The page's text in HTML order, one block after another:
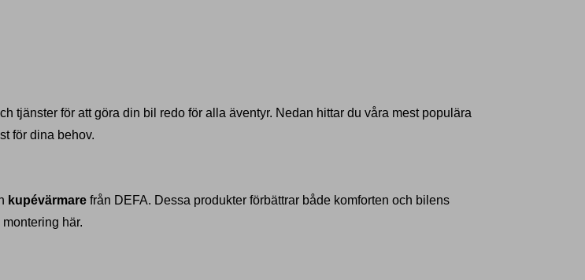
tjänster för att göra din bil redo för alla äventyr. Nedan hittar du våra mest populära
för dina behov.
kupévärmare från DEFA. Dessa produkter förbättrar både komforten och bilens
här.